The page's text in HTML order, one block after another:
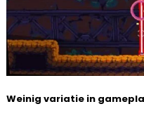
Weinig variatie in